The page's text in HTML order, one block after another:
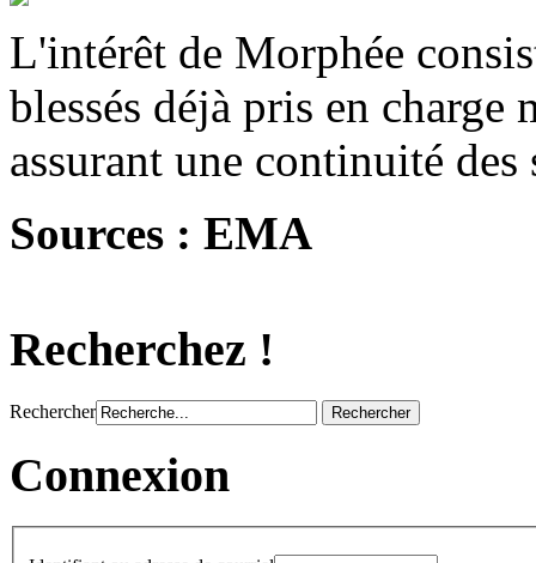
L'intérêt de Morphée
blessés déjà pris en charge
assurant une continuité des
Sources : EMA
Recherchez !
Rechercher
Connexion